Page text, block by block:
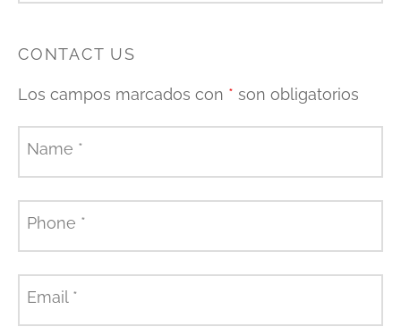
CONTACT US
Los campos marcados con * son obligatorios
Name *
Phone *
Email *